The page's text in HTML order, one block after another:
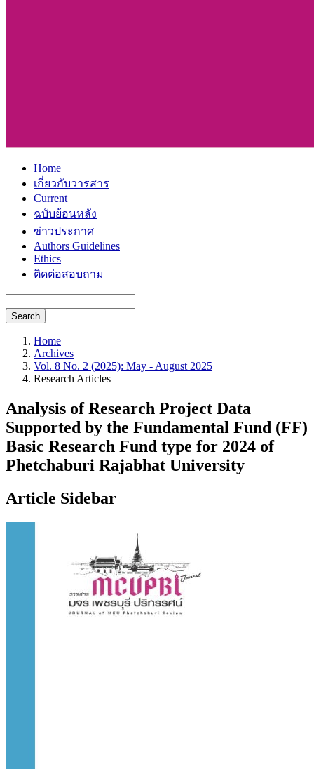
Home
เกี่ยวกับวารสาร
Current
ฉบับย้อนหลัง
ข่าวประกาศ
Authors Guidelines
Ethics
ติดต่อสอบถาม
Search
Home
Archives
Vol. 8 No. 2 (2025): May - August 2025
Research Articles
Analysis of Research Project Data
Supported by the Fundamental Fund (FF)
Basic Research Fund type for 2024 of
Phetchaburi Rajabhat University
Article Sidebar